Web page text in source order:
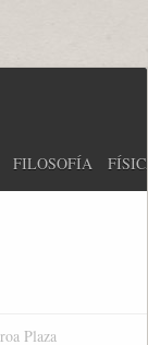
FILOSOFÍA
Plaza